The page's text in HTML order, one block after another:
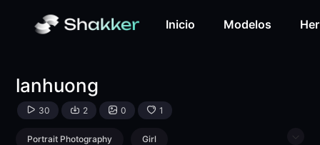
Inicio Modelos
lanhuong
30 2 0 1
Portrait Photography Girl